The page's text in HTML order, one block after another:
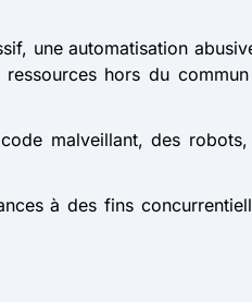
une automatisation
hors du
malveillant, des
à des fins